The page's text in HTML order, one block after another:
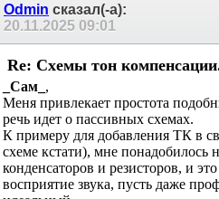
Odmin сказал(-а):
20.11.2025 09:01
Re: Схемы тон
_Сам_ ,
Меня привлекает простота
речь идет о пассивных схемах.
К примеру для добавления ТК в
схеме кстати), мне понадобилось
конденсаторов и резисторов, и
восприятие звука, пусть даже